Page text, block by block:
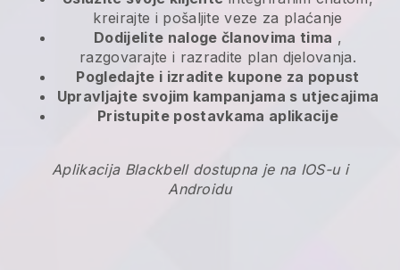
kreirajte i pošaljite veze za plaćanje
Dodijelite naloge članovima tima ,
razgovarajte i razradite plan djelovanja.
Pogledajte i izradite kupone za popust
Upravljajte svojim kampanjama s utjecajima
Pristupite postavkama aplikacije
Aplikacija Blackbell dostupna je na IOS-u i
Androidu